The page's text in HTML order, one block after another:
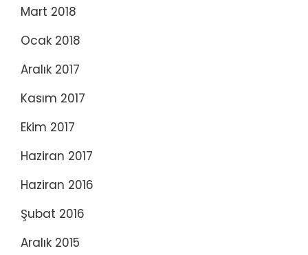
Mart 2018
Ocak 2018
Aralık 2017
Kasım 2017
Ekim 2017
Haziran 2017
Haziran 2016
Şubat 2016
Aralık 2015